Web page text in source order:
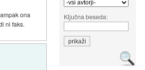
Ključna beseda:
ona
ni faks.